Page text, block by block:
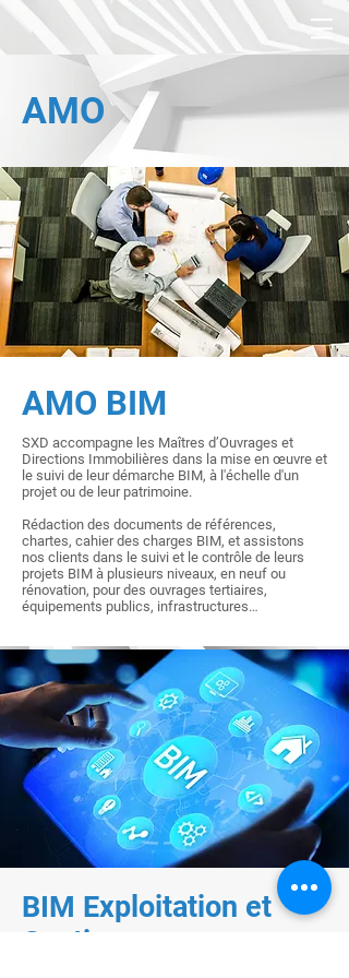
AMO BIM
SXD accompagne les Maîtres d’Ouvrages et
Directions Immobilières dans la mise en œuvre et
le suivi de leur démarche BIM, à l'échelle d'un
projet ou de leur patrimoine.
Rédaction des documents de références,
chartes, cahier des charges BIM, et assistons
nos clients dans le suivi et le contrôle de leurs
projets BIM à plusieurs niveaux, en neuf ou
rénovation, pour des ouvrages tertiaires,
équipements publics, infrastructures…
AMO
BIM Exploitation et
Gestion